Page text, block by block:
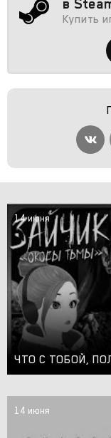
в
Купить
14 июня
14 июня